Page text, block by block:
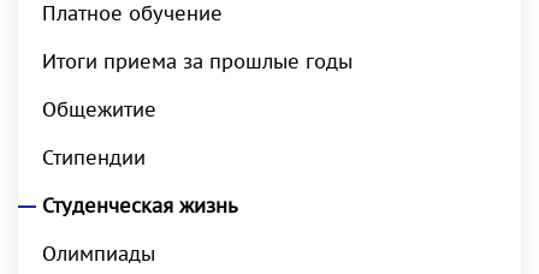
Платное обучение
Итоги приема за прошлые годы
Общежитие
Стипендии
Студенческая жизнь
Олимпиады